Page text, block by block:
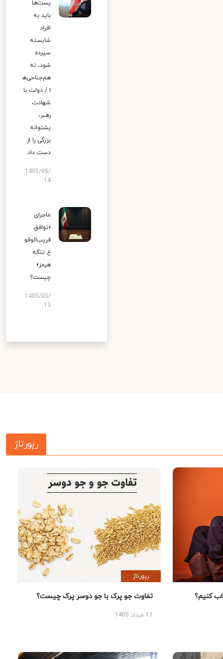
پست‌ها
باید به
افراد
شایسته
سپرده
شود، نه
هم‌جناحی‌ه
ا / دولت با
شهادت
رهبر،
پشتوانه
بزرگی را از
دست داد
1405/05/
14
ماجرای
«توافق
قریب‌الوقو
ع تنگه
هرمز»
چیست؟
1405/05/
13
رپورتاژ
کنیم؟
رپورتاژ
تفاوت جو پرک با جو دوسر پرک چیست؟